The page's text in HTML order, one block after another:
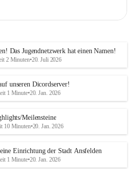
Das Jugendnetzwerk hat einen Namen!
2 Minuten•20. Juli 2026
unseren Dicordserver!
1 Minute•20. Jan. 2026
Meilensteine
10 Minuten•20. Jan. 2026
Einrichtung der Stadt Ansfelden
1 Minute•20. Jan. 2026